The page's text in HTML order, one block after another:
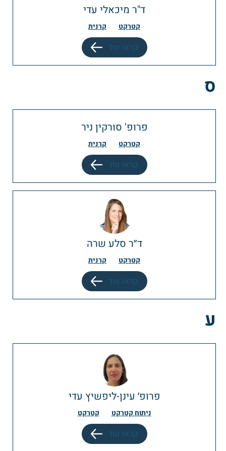
ד"ר מיכאלי עדי
קטרקט קרנית
קראו עוד
ס
פרופ' סורקין ניר
קטרקט קרנית
קראו עוד
ד״ר סלע שרה
קטרקט קרנית
קראו עוד
ע
פרופ׳ עינן-ליפשיץ עדי
ניתוח קטרקט קטרקט
קראו עוד